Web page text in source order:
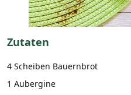
Zutaten
4 Scheiben Bauernbrot
1 Aubergine